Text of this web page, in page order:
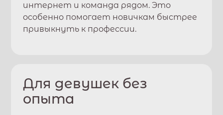
интернет и команда рядом. Это
особенно помогает новичкам быстрее
привыкнуть к профессии.
Для девушек без
опыта